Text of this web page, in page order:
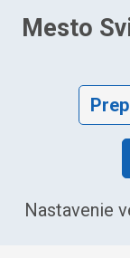
Mesto
Nastavenie